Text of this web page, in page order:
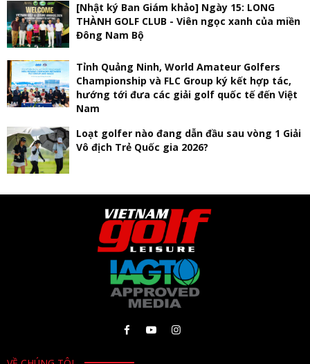
[Nhật ký Ban Giám khảo] Ngày 15: LONG
THÀNH GOLF CLUB - Viên ngọc xanh của miền
Đông Nam Bộ
Tỉnh Quảng Ninh, World Amateur Golfers
Championship và FLC Group ký kết hợp tác,
hướng tới đưa các giải golf quốc tế đến Việt
Nam
Loạt golfer nào đang dẫn đầu sau vòng 1 Giải
Vô địch Trẻ Quốc gia 2026?